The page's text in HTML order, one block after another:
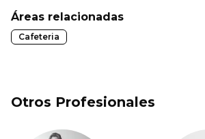
Áreas relacionadas
Cafeteria
Otros Profesionales